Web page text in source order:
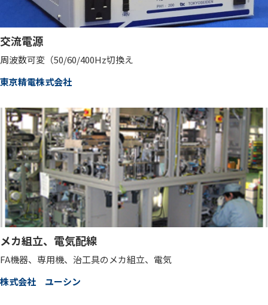
交流電源
周波数可変（50/60/400Hz切換え
東京精電株式会社
メカ組立、電気配線
FA機器、専用機、治工具のメカ組立、電気
株式会社 ユーシン